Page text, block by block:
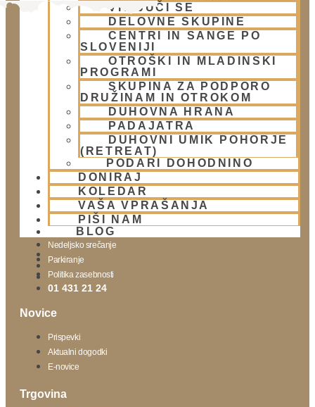
VKLJUČI SE
DELOVNE SKUPINE
CENTRI IN SANGE PO
SLOVENIJI
OTROŠKI IN MLADINSKI
PROGRAMI
SKUPINA ZA PODPORO
DRUŽINAM IN OTROKOM
DUHOVNA HRANA
PADAJATRA
DUHOVNI UMIK POHORJE
(RETREAT)
PODARI DOHODNINO
DONIRAJ
KOLEDAR
VAŠA VPRAŠANJA
PIŠI NAM
BLOG
01 431 21 24
Klikni gumb spodaj.
Doniraj
Obišči nas
Lokacija
Urnik templja
Nedeljsko srečanje
Parkiranje
Politika zasebnosti
Novice
Prispevki
Aktualni dogodki
E-novice
Trgovina